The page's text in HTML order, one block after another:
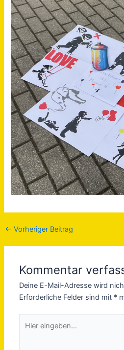
← Vorheriger Beitrag
Kommentar
Deine E-Mail-Adresse wird
Erforderliche Felder sind mit *
eingeben…